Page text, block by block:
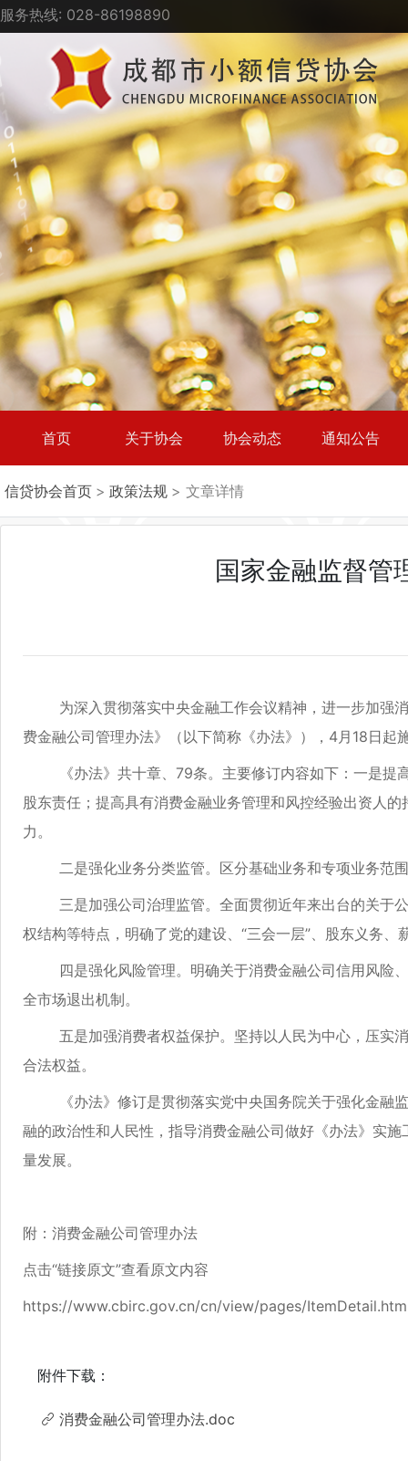
服务热线: 028-86198890
首页 关于协会 协会动态 通知公告
信贷协会首页 > 政策法规 > 文章详情
国家金融监督管
为深入贯彻落实中央金融工作会议精神，进一步加强消
费金融公司管理办法》（以下简称《办法》），4月18日起
《办法》共十章、79条。主要修订内容如下：一是提高
股东责任；提高具有消费金融业务管理和风控经验出资人
力。
二是强化业务分类监管。区分基础业务和专项业务范围
三是加强公司治理监管。全面贯彻近年来出台的关于公
权结构等特点，明确了党的建设、“三会一层”、股东义务
四是强化风险管理。明确关于消费金融公司信用风险、
全市场退出机制。
五是加强消费者权益保护。坚持以人民为中心，压实消
合法权益。
《办法》修订是贯彻落实党中央国务院关于强化金融监
融的政治性和人民性，指导消费金融公司做好《办法》实
量发展。
附：消费金融公司管理办法
点击“链接原文”查看原文内容
https://www.cbirc.gov.cn/cn/view/pages/
附件下载：
消费金融公司管理办法.doc